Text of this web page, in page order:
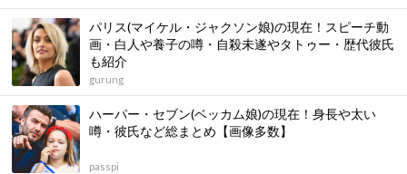
パリス(マイケル・ジャクソン娘)の現在！スピーチ動
画・白人や養子の噂・自殺未遂やタトゥー・歴代彼氏
も紹介
gurung
ハーパー・セブン(ベッカム娘)の現在！身長や太い
噂・彼氏など総まとめ【画像多数】
passpi